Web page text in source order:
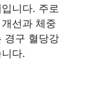
니다. 주로
선과 체중
경구 혈당강
다.